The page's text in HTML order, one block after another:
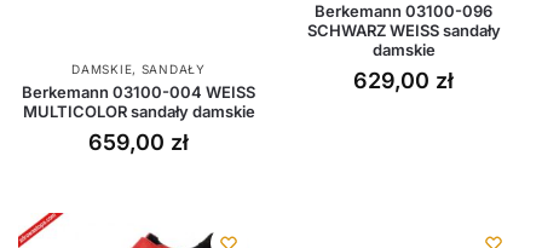
DAMSKIE, SANDAŁY
Berkemann 03100-004 WEISS
MULTICOLOR sandały damskie
659,00 zł
Berkemann 03100-096
SCHWARZ WEISS sandały
damskie
629,00 zł